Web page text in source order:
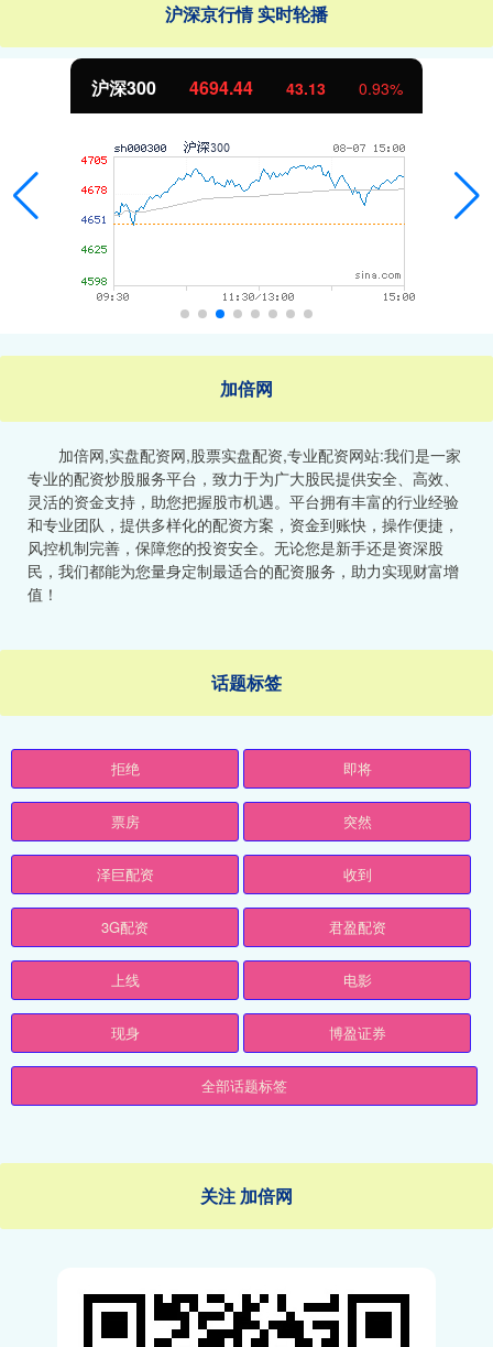
沪深京行情 实时轮播
沪深300 4694.44 43.13 0.93%
加倍网
加倍网,实盘配资网,股票实盘配资,专业配资网站:我们是一家
专业的配资炒股服务平台，致力于为广大股民提供安全、高效、
灵活的资金支持，助您把握股市机遇。平台拥有丰富的行业经验
和专业团队，提供多样化的配资方案，资金到账快，操作便捷，
风控机制完善，保障您的投资安全。无论您是新手还是资深股
民，我们都能为您量身定制最适合的配资服务，助力实现财富增
值！
话题标签
拒绝 即将
票房 突然
泽巨配资 收到
3G配资 君盈配资
上线 电影
现身 博盈证券
全部话题标签
关注 加倍网